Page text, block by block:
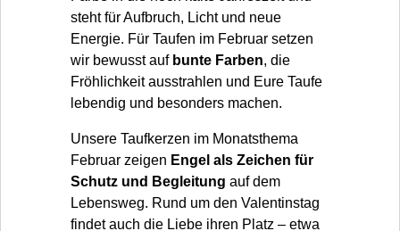
steht für Aufbruch, Licht und neue
Energie. Für Taufen im Februar setzen
wir bewusst auf bunte Farben, die
Fröhlichkeit ausstrahlen und Eure Taufe
lebendig und besonders machen.
Unsere Taufkerzen im Monatsthema
Februar zeigen Engel als Zeichen für
Schutz und Begleitung auf dem
Lebensweg. Rund um den Valentinstag
findet auch die Liebe ihren Platz – etwa